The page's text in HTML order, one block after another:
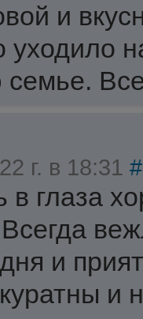
и
уходило
г. в 18:31 #
в глаза
Всегда
и
и